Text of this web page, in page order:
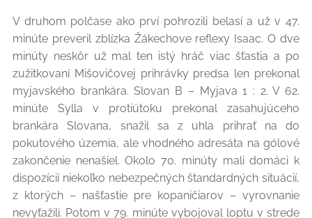
V druhom polčase ako prví pohrozili belasí a už v 47.
minúte preveril zblízka Žákechove reflexy Isaac. O dve
minúty neskôr už mal ten istý hráč viac šťastia a po
zužitkovaní Mišovičovej prihrávky predsa len prekonal
myjavského brankára. Slovan B – Myjava 1 : 2. V 62.
minúte Sylla v protiútoku prekonal zasahujúceho
brankára Slovana, snažil sa z uhla prihrať na do
pokutového územia, ale vhodného adresáta na gólové
zakončenie nenašiel. Okolo 70. minúty mali domáci k
dispozícií niekoľko nebezpečných štandardných situácií,
z ktorých – našťastie pre kopaničiarov – vyrovnanie
nevyťažili. Potom v 79. minúte vybojoval loptu v strede